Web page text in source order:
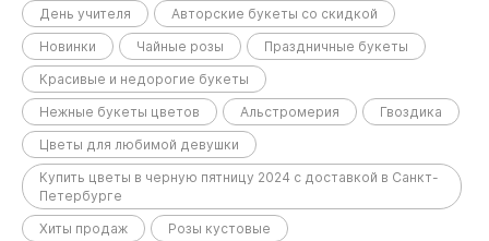
День учителя
Авторские букеты со скидкой
Новинки
Чайные розы
Праздничные букеты
Красивые и недорогие букеты
Нежные букеты цветов
Альстромерия
Гвоздика
Цветы для любимой девушки
Купить цветы в черную пятницу 2024 с доставкой в Санкт-
Петербурге
Хиты продаж
Розы кустовые